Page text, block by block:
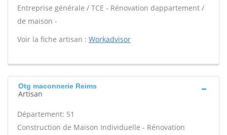
Entreprise générale / TCE - Rénovation dappartement /
de maison -
Voir la fiche artisan : Workadvisor
Otg maconnerie Reims
Artisan
Département: 51
Construction de Maison Individuelle - Rénovation